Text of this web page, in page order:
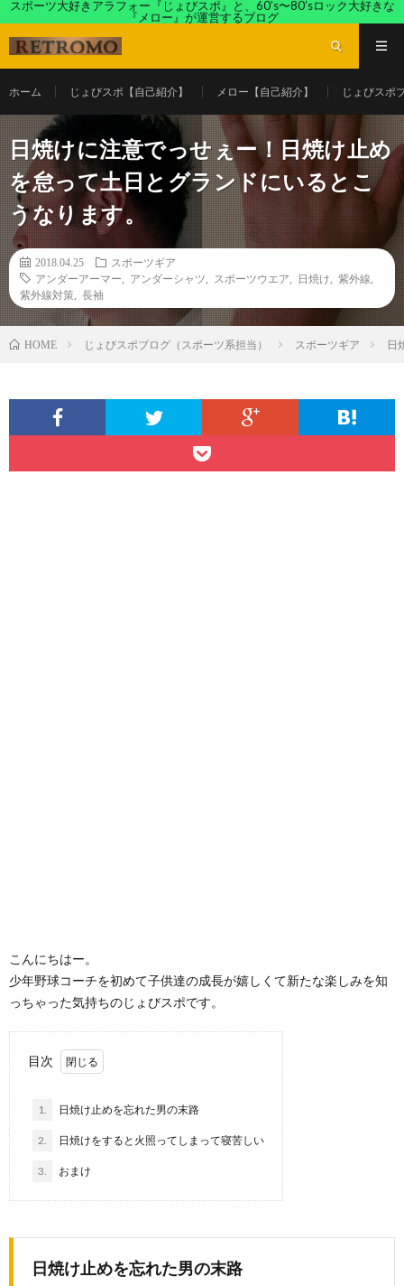
スポーツ大好きアラフォー『じょびスポ』と、60’s〜80’sロック大好きな
『メロー』が運営するブログ
ホーム じょびスポ【自己紹介】 メロー【自己紹介】 じょびスポ
日焼けに注意でっせぇー！日焼け止め
を怠って土日とグランドにいるとこ
うなります。
2018.04.25
スポーツギア
アンダーアーマー
アンダーシャツ スポーツウエア 日焼け 紫外線
紫外線対策
長袖
HOME じょびスポブログ（スポーツ系担当） スポーツギア 日
こんにちはー。
少年野球コーチを初めて子供達の成長が嬉しくて新たな楽しみを知
っちゃった気持ちのじょびスポです。
目次
1. 日焼け止めを忘れた男の末路
2. 日焼けをすると火照ってしまって寝苦しい
3. おまけ
日焼け止めを忘れた男の末路